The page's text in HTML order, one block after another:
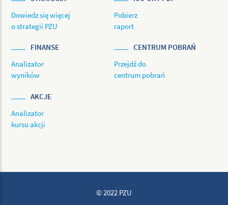
Dowiedz się więcej
o strategii PZU
Pobierz
raport
FINANSE
Analizator
wyników
CENTRUM POBRAŃ
Przejdź do
centrum pobrań
AKCJE
Analizator
kursu akcji
© 2022 PZU